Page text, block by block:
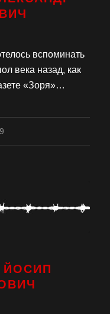
вспоминать
века назад, как
«Зоря»…
ЙОСИП